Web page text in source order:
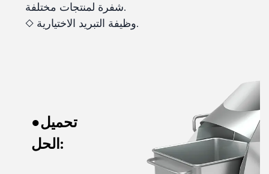
شفرة لمنتجات مختلفة.
◇ وظيفة التبريد الاختيارية.
●تحميل
الحل: